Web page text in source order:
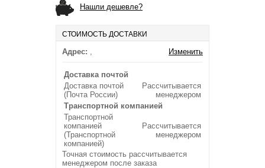
Нашли дешевле?
СТОИМОСТЬ ДОСТАВКИ
Адрес: , Изменить
Доставка почтой
Доставка почтой
(Почта России)
Рассчитывается
менеджером
Транспортной компанией
Транспортной
компанией
(Транспортной
компанией)
Рассчитывается
менеджером
Точная стоимость рассчитывается
менеджером после заказа